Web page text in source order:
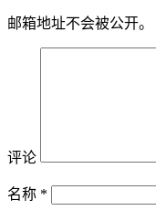
邮箱地址不会被公开。
评论
名称 *